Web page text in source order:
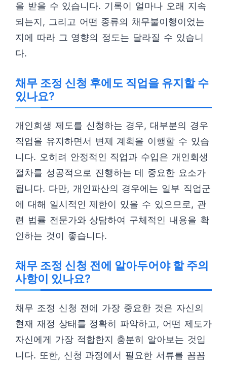
을 받을 수 있습니다. 기록이 얼마나 오래 지속
되는지, 그리고 어떤 종류의 채무불이행이었는
지에 따라 그 영향의 정도는 달라질 수 있습니
다.
채무 조정 신청 후에도 직업을 유지할 수
있나요?
개인회생 제도를 신청하는 경우, 대부분의 경우
직업을 유지하면서 변제 계획을 이행할 수 있습
니다. 오히려 안정적인 직업과 수입은 개인회생
절차를 성공적으로 진행하는 데 중요한 요소가
됩니다. 다만, 개인파산의 경우에는 일부 직업군
에 대해 일시적인 제한이 있을 수 있으므로, 관
련 법률 전문가와 상담하여 구체적인 내용을 확
인하는 것이 좋습니다.
채무 조정 신청 전에 알아두어야 할 주의
사항이 있나요?
채무 조정 신청 전에 가장 중요한 것은 자신의
현재 재정 상태를 정확히 파악하고, 어떤 제도가
자신에게 가장 적합한지 충분히 알아보는 것입
니다. 또한, 신청 과정에서 필요한 서류를 꼼꼼